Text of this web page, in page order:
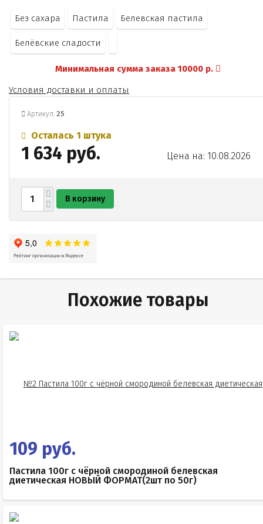
Без сахара Пастила Белевская пастила
Белёвские сладости
Минимальная сумма заказа 10000 р.
Условия доставки и оплаты
Артикул: 25
Осталась 1 штука
1 634 руб. Цена на: 10.08.2026
В корзину
Похожие товары
109 руб.
Пастила 100г с чёрной смородиной белевская
диетическая НОВЫЙ ФОРМАТ(2шт по 50г)